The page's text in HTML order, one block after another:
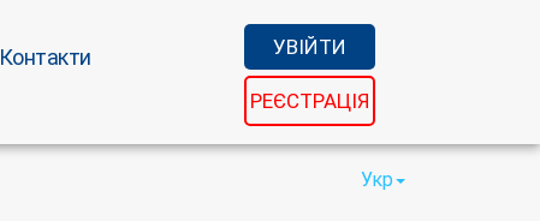
Контакти УВІЙТИ
РЕЄСТРАЦІЯ
Укр